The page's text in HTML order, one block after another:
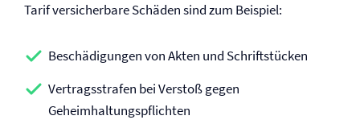
Tarif versicherbare Schäden sind zum Beispiel:
Beschädigungen von Akten und Schriftstücken
Vertragsstrafen bei Verstoß gegen
Geheimhaltungs­pflichten